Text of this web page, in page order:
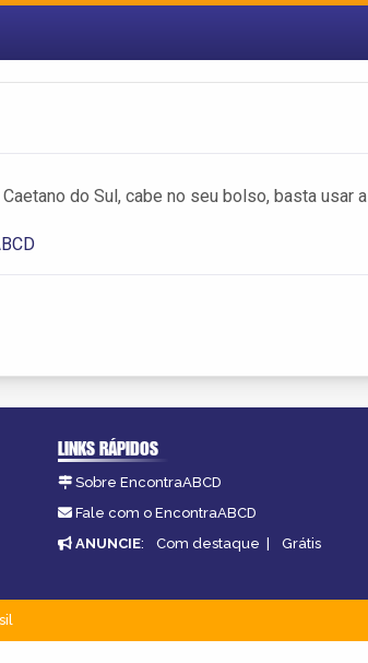
do Sul, cabe no seu bolso, basta usar a
LINKS RÁPIDOS
Sobre EncontraABCD
Fale com o EncontraABCD
ANUNCIE: Com destaque | Grátis